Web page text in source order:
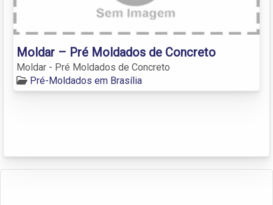
Moldar – Pré Moldados de Concreto
Moldar - Pré Moldados de Concreto
Pré-Moldados em Brasília